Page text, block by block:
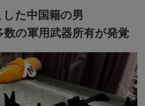
た中国籍の男
の軍用武器所有が発覚